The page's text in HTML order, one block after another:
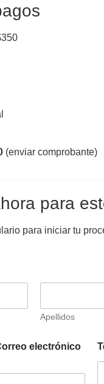
(enviar comprobante)
para
para iniciar tu
Apellidos
electrónico